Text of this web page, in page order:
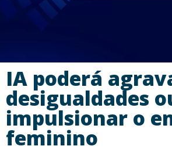
IA poderá
desigualdades
impulsionar o
feminino